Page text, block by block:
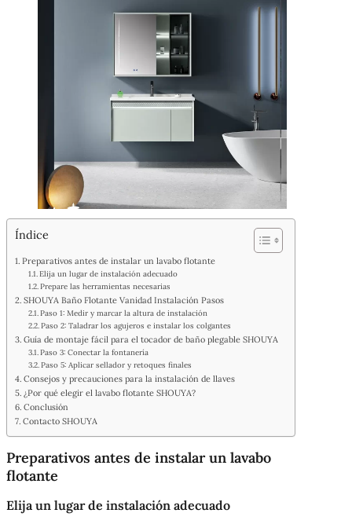
Índice
Preparativos antes de instalar un lavabo flotante
Elija un lugar de instalación adecuado
Prepare las herramientas necesarias
SHOUYA Baño Flotante Vanidad Instalación Pasos
Paso 1: Medir y marcar la altura de instalación
Paso 2: Taladrar los agujeros e instalar los colgantes
Guía de montaje fácil para el tocador de baño plegable SHOUYA
Paso 3: Conectar la fontanería
Paso 5: Aplicar sellador y retoques finales
Consejos y precauciones para la instalación de llaves
¿Por qué elegir el lavabo flotante SHOUYA?
Conclusión
Contacto SHOUYA
Preparativos antes de instalar un lavabo
flotante
Elija un lugar de instalación adecuado